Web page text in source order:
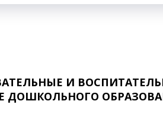
И
ДОШКОЛЬНОГО